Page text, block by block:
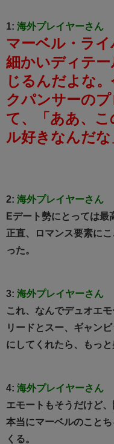
1: 海外プレイヤーさん
マーベル・ラ
細かいディテ
じるんだよな。
クパンサーの
て、「ああ、
ル好きなんだな
2: 海外プレイヤーさん
Eデート勢にとっては最
正直、ロマンス要素に
った。
3: 海外プレイヤーさん
これ、なんでデュオエ
リードとスー、ギャン
にしてくれたら、もっ
4: 海外プレイヤーさん
エモートもそうだけど
本当にマーベルのこと
くる。